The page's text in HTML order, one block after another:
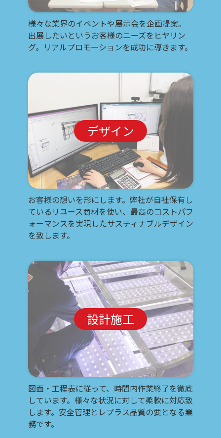
様々な業界のイベントや展示会を企画提案。
出展したいというお客様のニーズをヒヤリン
グ。リアルプロモーションを成功に導きます。
デザイン
お客様の想いを形にします。弊社が自社保有し
ているリユース商材を使い、最高のコストパフ
ォーマンスを実現したサスティナブルデザイン
を致します。
設計施工
図面・工程表に従って、時間内作業終了を徹底
しています。様々な状況に対して柔軟に対応致
します。安全管理とレプラス品質の要となる業
務です。